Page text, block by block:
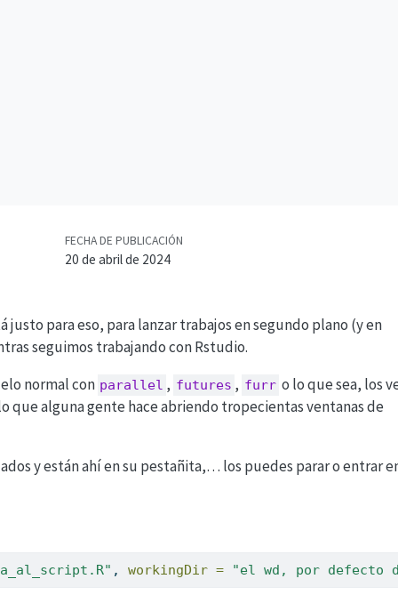
FECHA DE PUBLICACIÓN
20 de abril de 2024
justo para eso, para lanzar trabajos en segundo plano (y en
seguimos trabajando con Rstudio.
normal con parallel , futures , furr o lo que sea, los
que alguna gente hace abriendo tropecientas ventanas de
y están ahí en su pestañita,… los puedes parar o entrar
, workingDir = "el wd, por defecto